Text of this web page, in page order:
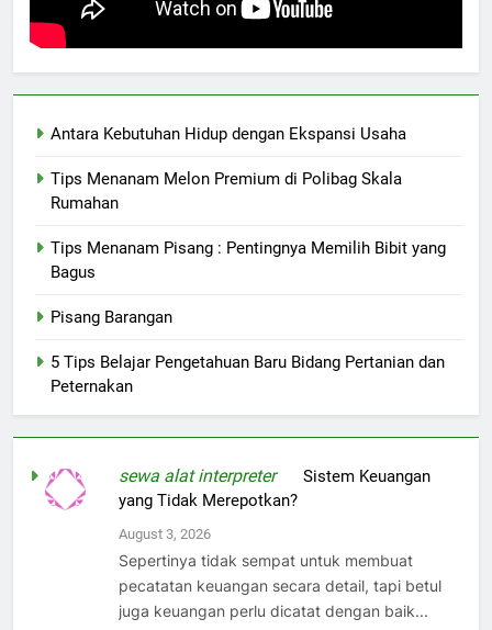
Antara Kebutuhan Hidup dengan Ekspansi Usaha
Tips Menanam Melon Premium di Polibag Skala
Rumahan
Tips Menanam Pisang : Pentingnya Memilih Bibit yang
Bagus
Pisang Barangan
5 Tips Belajar Pengetahuan Baru Bidang Pertanian dan
Peternakan
sewa alat interpreteronSistem Keuangan
yang Tidak Merepotkan?
August 3, 2026
Sepertinya tidak sempat untuk membuat
pecatatan keuangan secara detail, tapi betul
juga keuangan perlu dicatat dengan baik...